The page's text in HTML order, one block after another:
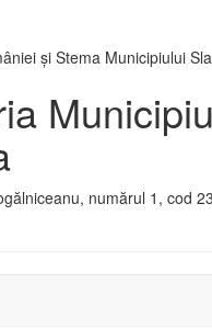
numărul 1, cod